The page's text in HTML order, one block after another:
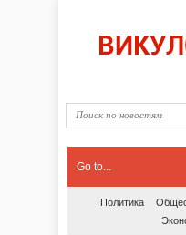
Go to...
Политика